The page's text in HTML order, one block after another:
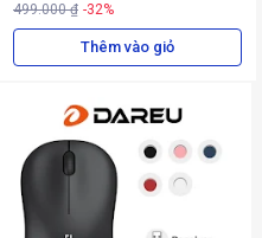
499.000 ₫ -32%
Thêm vào giỏ